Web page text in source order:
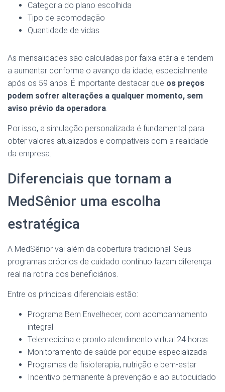
Categoria do plano escolhida
Tipo de acomodação
Quantidade de vidas
As mensalidades são calculadas por faixa etária e tendem
a aumentar conforme o avanço da idade, especialmente
após os 59 anos. É importante destacar que os preços
podem sofrer alterações a qualquer momento, sem
aviso prévio da operadora.
Por isso, a simulação personalizada é fundamental para
obter valores atualizados e compatíveis com a realidade
da empresa.
Diferenciais que tornam a
MedSênior uma escolha
estratégica
A MedSênior vai além da cobertura tradicional. Seus
programas próprios de cuidado contínuo fazem diferença
real na rotina dos beneficiários.
Entre os principais diferenciais estão:
Programa Bem Envelhecer, com acompanhamento
integral
Telemedicina e pronto atendimento virtual 24 horas
Monitoramento de saúde por equipe especializada
Programas de fisioterapia, nutrição e bem-estar
Incentivo permanente à prevenção e ao autocuidado